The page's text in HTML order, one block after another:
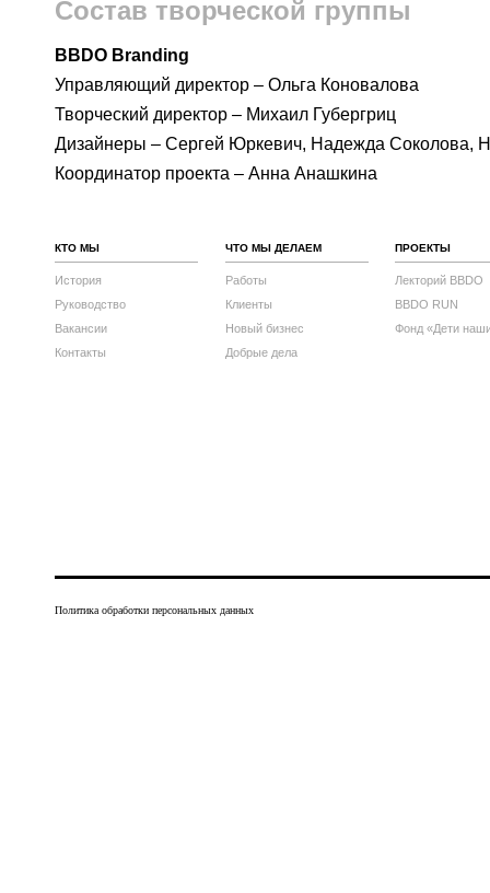
Состав творческой группы
BBDO Branding
Управляющий директор – Ольга Коновалова
Творческий директор – Михаил Губергриц
Дизайнеры – Сергей Юркевич, Надежда Соколова,
Координатор проекта – Анна Анашкина
КТО МЫ
История
Руководство
Вакансии
Контакты
ЧТО МЫ ДЕЛАЕМ
Работы
Клиенты
Новый бизнес
Добрые дела
ПРОЕКТЫ
Лекторий BBDO
BBDO RUN
Фонд «Дети
Политика обработки персональных данных